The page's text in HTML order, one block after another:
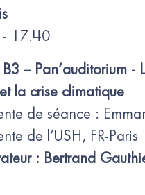
- 17.40
– Pan’auditorium -
la crise climatique
de séance :
de l’USH, FR-Paris
: Bertrand